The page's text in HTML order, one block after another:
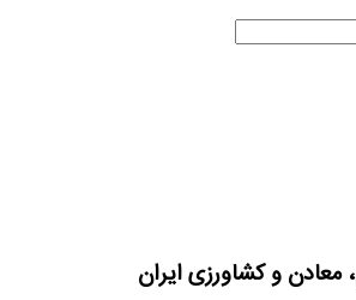
معادن و کشاورزی ایران